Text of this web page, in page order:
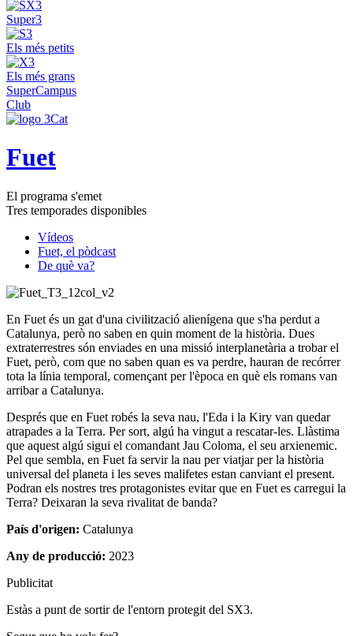
Super3
Els més petits
Els més grans
SuperCampus
Club
Fuet
El programa s'emet
Tres temporades disponibles
Vídeos
Fuet, el pòdcast
De què va?
En Fuet és un gat d'una civilització alienígena que s'ha perdut a
Catalunya, però no saben en quin moment de la història. Dues
extraterrestres són enviades en una missió interplanetària a trobar el
Fuet, però, com que no saben quan es va perdre, hauran de recórrer
tota la línia temporal, començant per l'època en què els romans van
arribar a Catalunya.
Després que en Fuet robés la seva nau, l'Eda i la Kiry van quedar
atrapades a la Terra. Per sort, algú ha vingut a rescatar-les. Llàstima
que aquest algú sigui el comandant Jau Coloma, el seu arxienemic.
Pel que sembla, en Fuet fa servir la nau per viatjar per la història
universal del planeta i les seves malifetes estan canviant el present.
Podran els nostres tres protagonistes evitar que en Fuet es carregui la
Terra? Deixaran la seva rivalitat de banda?
País d'origen: Catalunya
Any de producció: 2023
Publicitat
Estàs a punt de sortir de l'entorn protegit del SX3.